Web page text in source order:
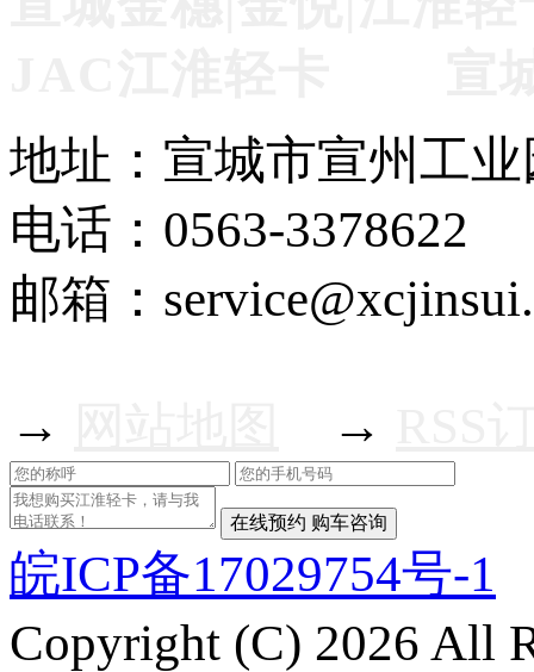
地址：宣城市宣州工
电话：0563-3378622
邮箱：
→ →
皖ICP备17029754号-1
Copyright (C) 2026